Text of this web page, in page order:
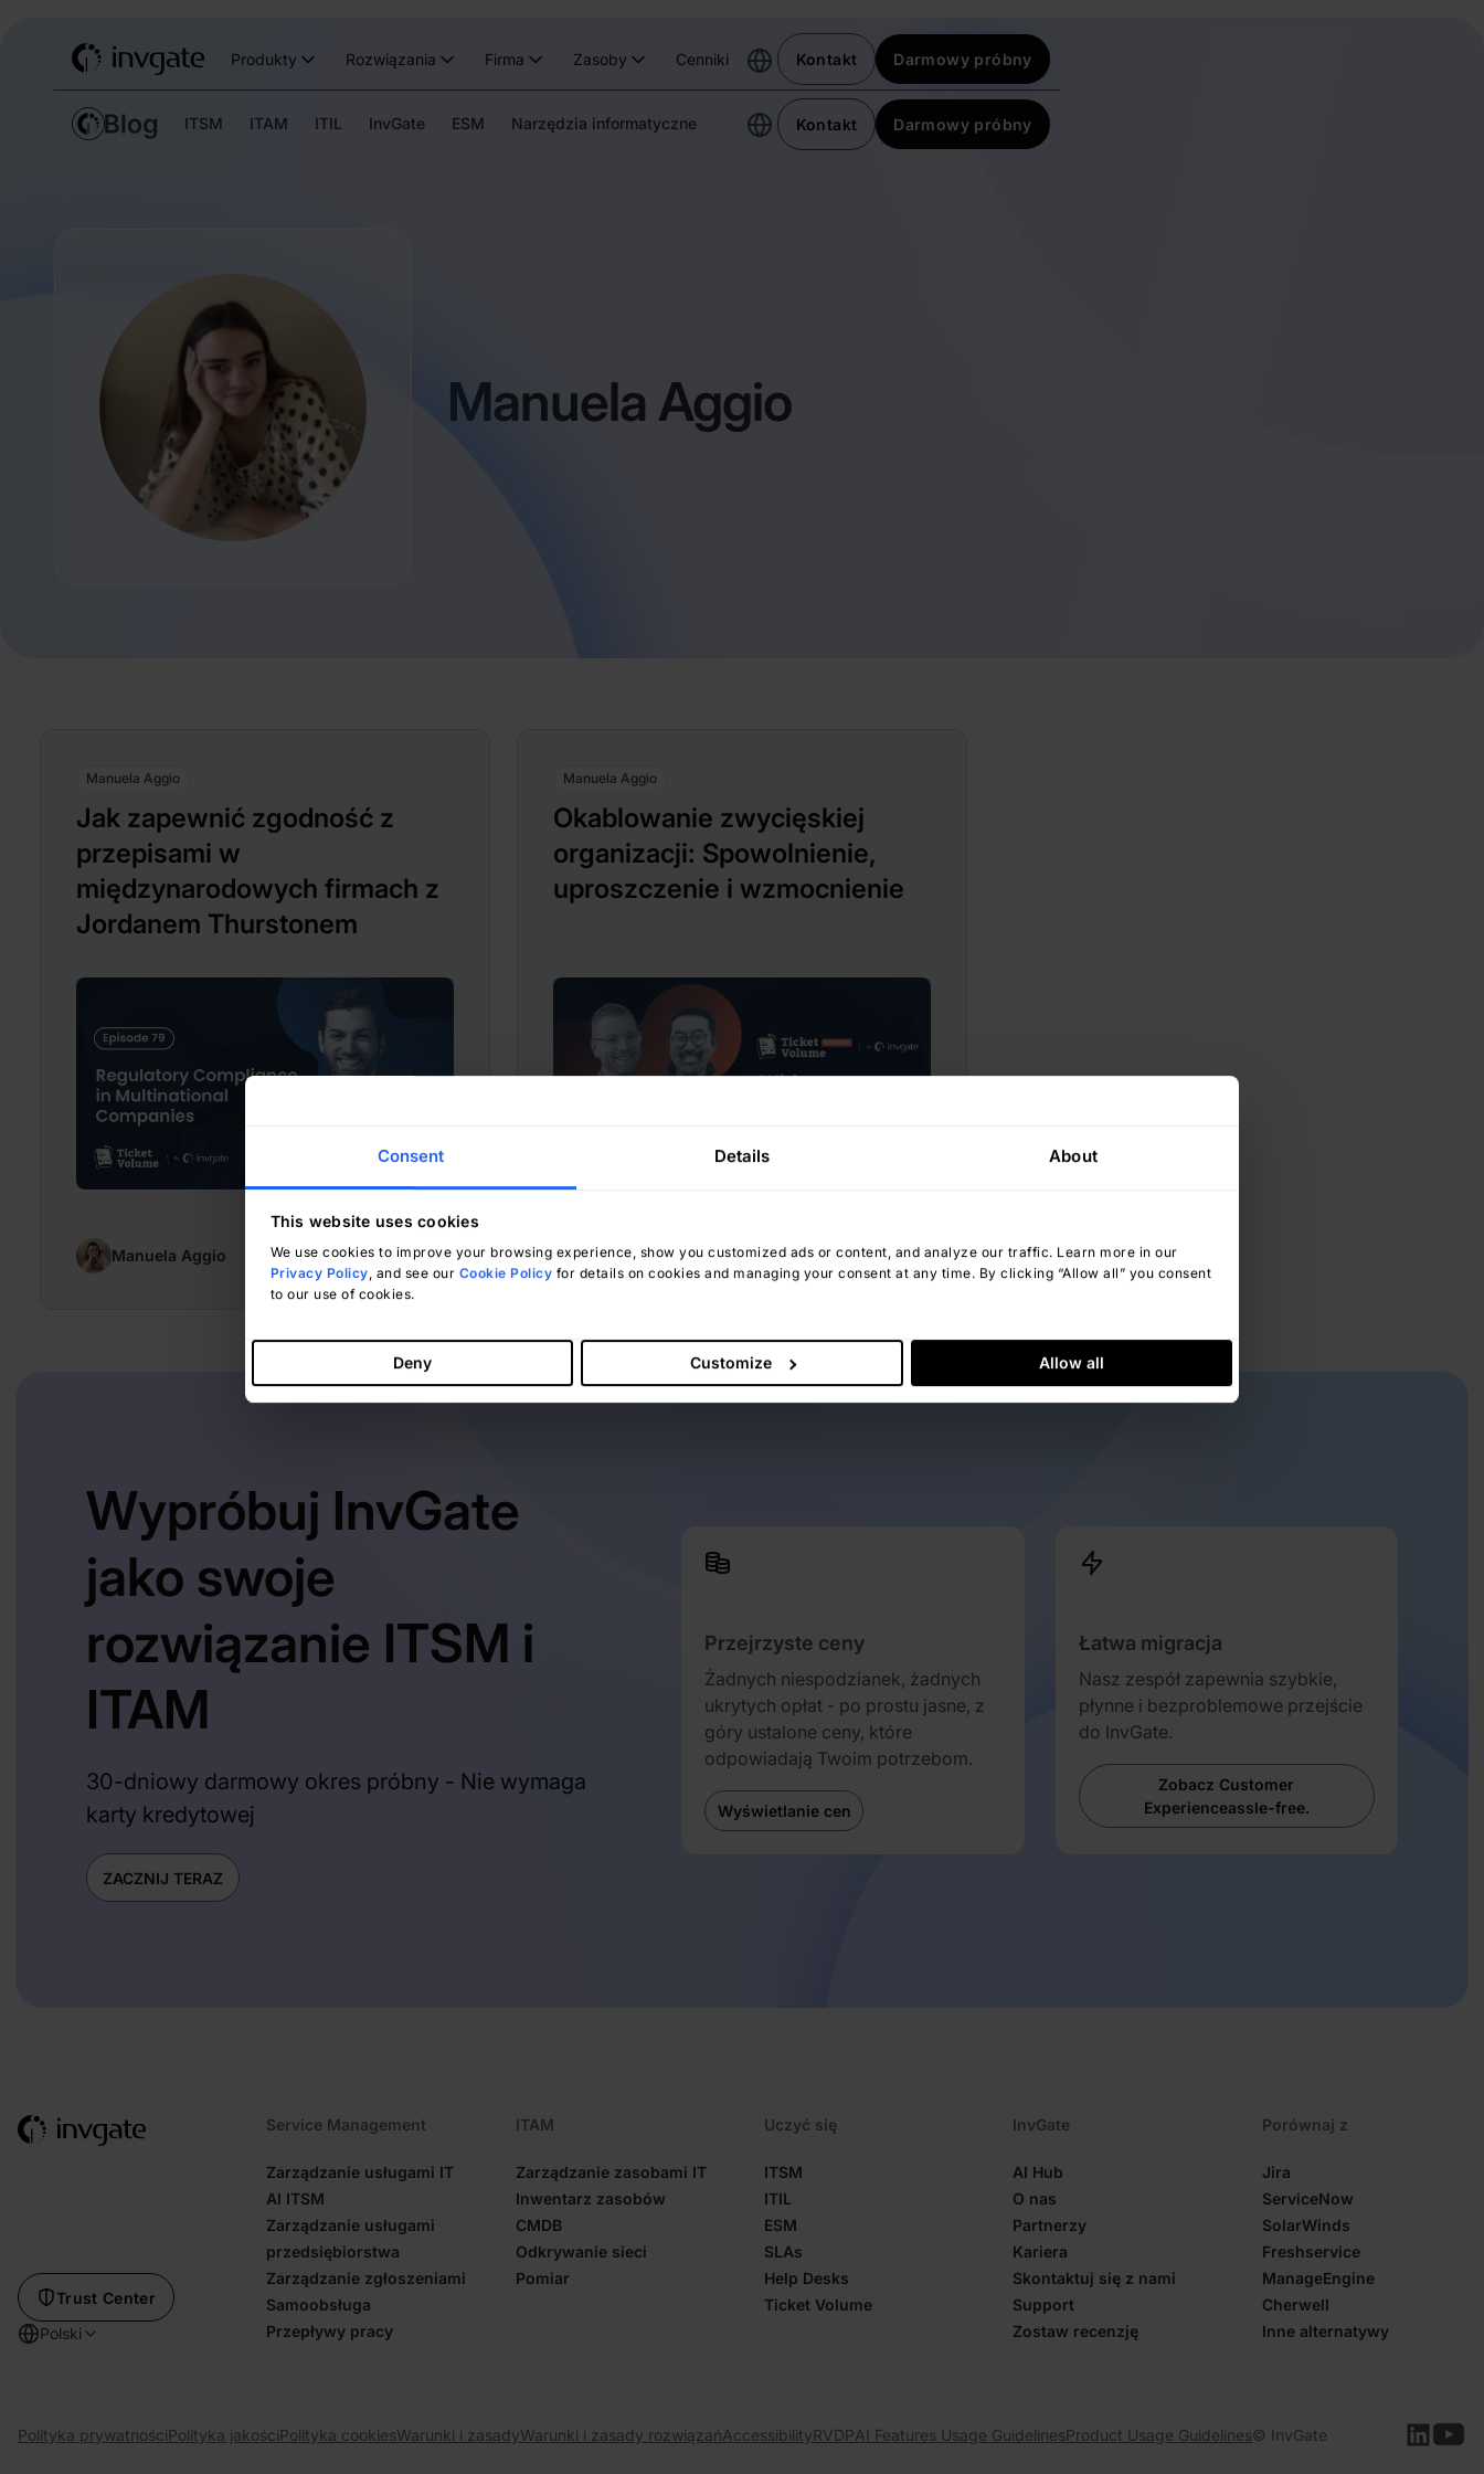
Consent Details About
This website uses cookies
We use cookies to improve your browsing experience, show you customized ads or content, and analyze our traffic. Learn more in our
Privacy Policy, and see our Cookie Policy for details on cookies and managing your consent at any time. By clicking “Allow all” you consent
to our use of cookies.
Deny Customize Allow all
Produkty Rozwiązania Firma Zasoby Cenniki Kontakt Darmowy próbny
ITSM ITAM ITIL InvGate ESM Narzędzia informatyczne Kontakt Darmowy próbny
Manuela Aggio
Manuela Aggio
Jak zapewnić zgodność z
przepisami w
międzynarodowych firmach z
Jordanem Thurstonem
Manuela Aggio stycznia 9, 2025
Manuela Aggio
Okablowanie zwycięskiej
organizacji: Spowolnienie,
uproszczenie i wzmocnienie
Manuela Aggio stycznia 8, 2025
Wypróbuj InvGate
jako swoje
rozwiązanie ITSM i
ITAM
30-dniowy darmowy okres próbny - Nie wymaga
karty kredytowej
ZACZNIJ TERAZ
Przejrzyste ceny
Żadnych niespodzianek, żadnych
ukrytych opłat - po prostu jasne, z
góry ustalone ceny, które
odpowiadają Twoim potrzebom.
Wyświetlanie cen
Łatwa migracja
Nasz zespół zapewnia szybkie,
płynne i bezproblemowe przejście
do InvGate.
Zobacz Customer
Experienceassle-free.
Trust Center
Polski
Service Management
Zarządzanie usługami IT
AI ITSM
Zarządzanie usługami
przedsiębiorstwa
Zarządzanie zgłoszeniami
Samoobsługa
Przepływy pracy
ITAM
Zarządzanie zasobami IT
Inwentarz zasobów
CMDB
Odkrywanie sieci
Pomiar
Uczyć się
ITSM
ITIL
ESM
SLAs
Help Desks
Ticket Volume
InvGate
AI Hub
O nas
Partnerzy
Kariera
Skontaktuj się z nami
Support
Zostaw recenzję
Porównaj z
Jira
ServiceNow
SolarWinds
Freshservice
ManageEngine
Cherwell
Inne alternatywy
Polityka prywatnościPolityka jakościPolityka cookiesWarunki i zasadyWarunki i zasady rozwiązańAccessibilityRVDPAI Features Usage GuidelinesProduct Usage Guidelines© InvGate